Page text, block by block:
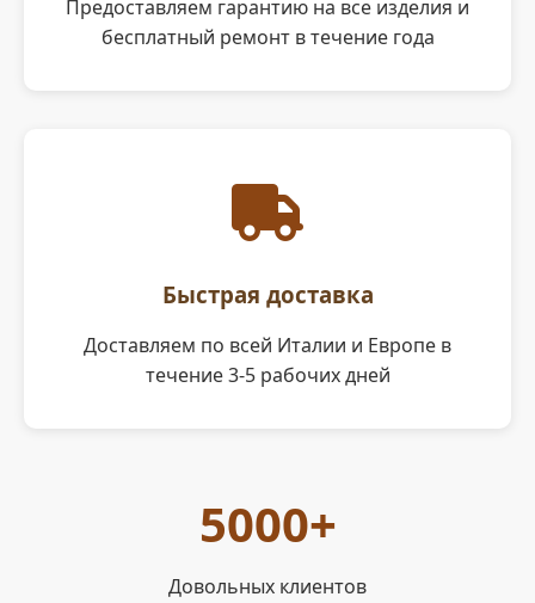
Предоставляем гарантию на все изделия и
бесплатный ремонт в течение года
Быстрая доставка
Доставляем по всей Италии и Европе в
течение 3-5 рабочих дней
5000+
Довольных клиентов